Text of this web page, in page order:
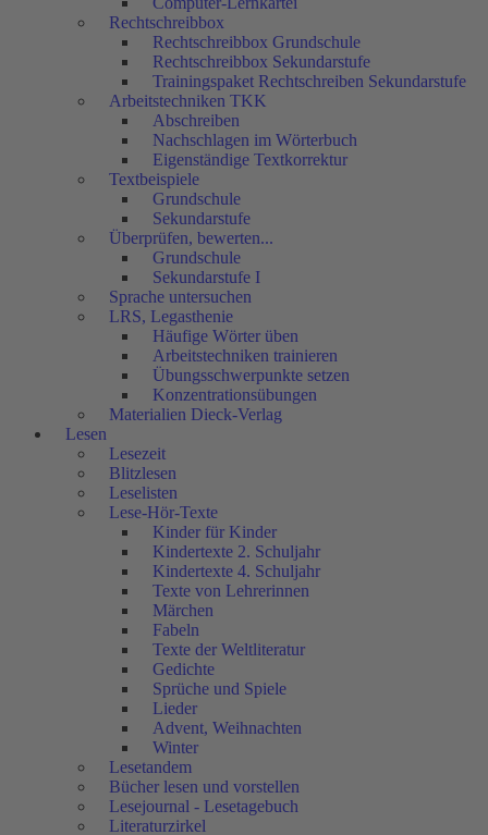
Rechtschreibbox
Rechtschreibbox Grundschule
Rechtschreibbox Sekundarstufe
Trainingspaket Rechtschreiben Sekundarstufe
Arbeitstechniken TKK
Abschreiben
Nachschlagen im Wörterbuch
Eigenständige Textkorrektur
Textbeispiele
Grundschule
Sekundarstufe
Überprüfen, bewerten...
Grundschule
Sekundarstufe I
Sprache untersuchen
LRS, Legasthenie
Häufige Wörter üben
Arbeitstechniken trainieren
Übungsschwerpunkte setzen
Konzentrationsübungen
Materialien Dieck-Verlag
Lesen
Lesezeit
Blitzlesen
Leselisten
Lese-Hör-Texte
Kinder für Kinder
Kindertexte 2. Schuljahr
Kindertexte 4. Schuljahr
Texte von Lehrerinnen
Märchen
Fabeln
Texte der Weltliteratur
Gedichte
Sprüche und Spiele
Lieder
Advent, Weihnachten
Winter
Lesetandem
Bücher lesen und vorstellen
Lesejournal - Lesetagebuch
Literaturzirkel